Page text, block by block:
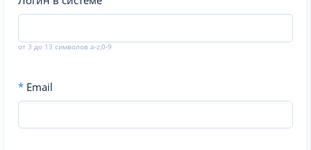
от 3 до 13 символов a-z,0-9
* Email